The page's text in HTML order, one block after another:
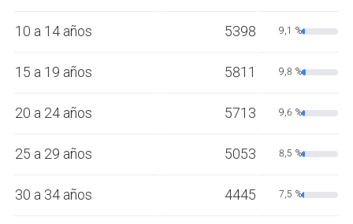
10 a 14 años 5398 9,1 %
15 a 19 años 5811 9,8 %
20 a 24 años 5713 9,6 %
25 a 29 años 5053 8,5 %
30 a 34 años 4445 7,5 %